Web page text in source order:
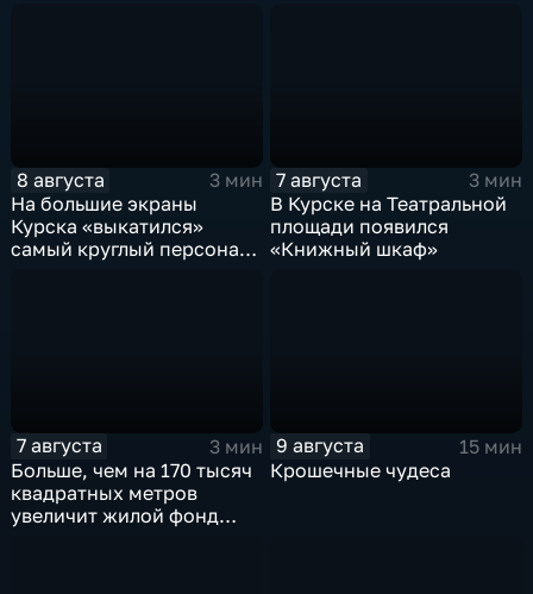
8 августа
3 мин
На большие экраны
Курска «выкатился»
самый круглый персонаж
7 августа
3 мин
В Курске на Театральной
площади появился
«Книжный шкаф»
7 августа
3 мин
Больше, чем на 170 тысяч
квадратных метров
увеличит жилой фонд
9 августа
15 мин
Крошечные чудеса